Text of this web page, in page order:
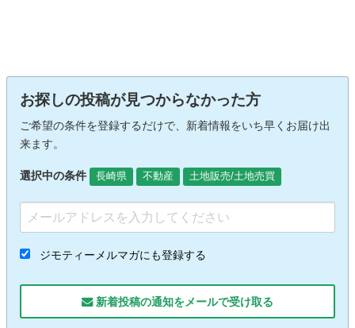
お探しの投稿が見つからなかった方
ご希望の条件を登録するだけで、新着情報をいち早くお届け出
来ます。
選択中の条件 長崎県 不動産 土地販売/土地売買
ジモティーメルマガにも登録する
新着投稿の通知をメールで受け取る